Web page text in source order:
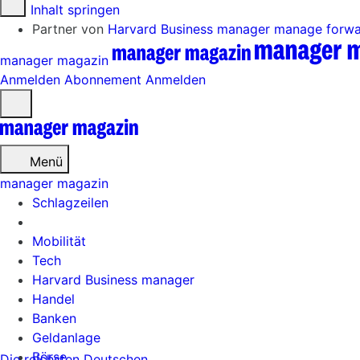
Zum Inhalt springen
Partner von Harvard Business manager manage
manager magazin
Anmelden Abonnement Anmelden
öffnen
Menü
Schlagzeilen
Mobilität
Tech
Harvard Business manager
Handel
Banken
Geldanlage
Börse
manager magazin